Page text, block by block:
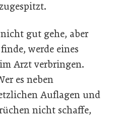
gut gehe, aber
werde eines
Arzt verbringen.
es neben
Auflagen und
nicht schaffe,